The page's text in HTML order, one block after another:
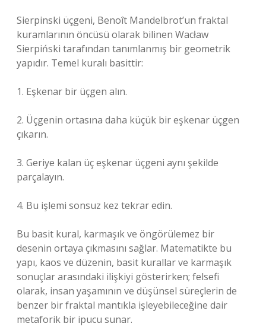
Sierpinski üçgeni, Benoît Mandelbrot’un fraktal
kuramlarının öncüsü olarak bilinen Wacław
Sierpiński tarafından tanımlanmış bir geometrik
yapıdır. Temel kuralı basittir:
1. Eşkenar bir üçgen alın.
2. Üçgenin ortasına daha küçük bir eşkenar üçgen
çıkarın.
3. Geriye kalan üç eşkenar üçgeni aynı şekilde
parçalayın.
4. Bu işlemi sonsuz kez tekrar edin.
Bu basit kural, karmaşık ve öngörülemez bir
desenin ortaya çıkmasını sağlar. Matematikte bu
yapı, kaos ve düzenin, basit kurallar ve karmaşık
sonuçlar arasındaki ilişkiyi gösterirken; felsefi
olarak, insan yaşamının ve düşünsel süreçlerin de
benzer bir fraktal mantıkla işleyebileceğine dair
metaforik bir ipucu sunar.